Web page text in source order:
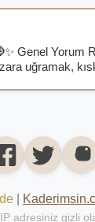
Genel Yorum
uğramak,
adresiniz gizli